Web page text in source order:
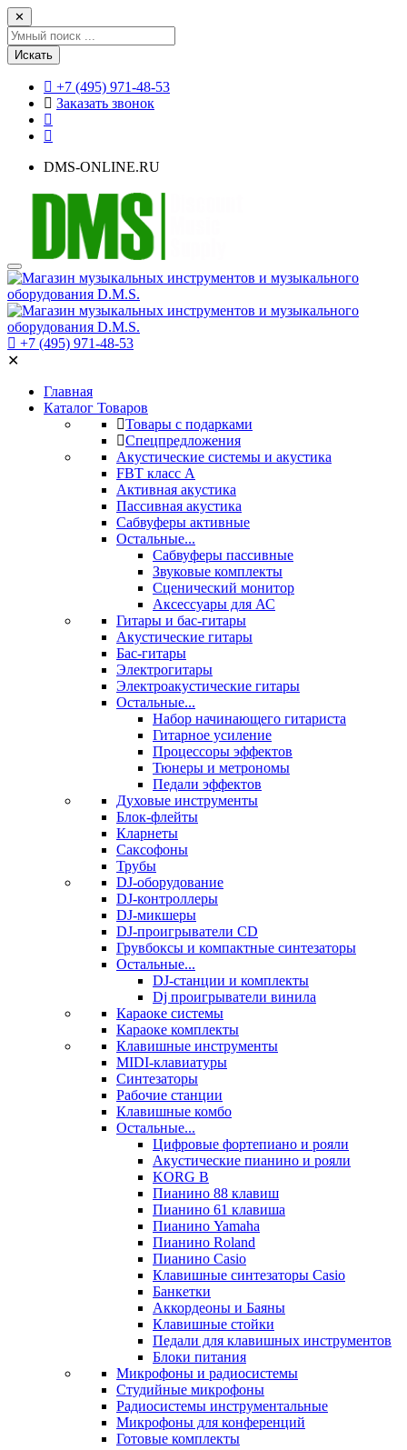
✕
Искать
+7 (495) 971-48-53
Заказать звонок
DMS-ONLINE.RU
+7 (495) 971-48-53
✕
Главная
Каталог Товаров
Товары с подарками
Спецпредложения
Акустические системы и акустика
FBT класс А
Активная акустика
Пассивная акустика
Сабвуферы активные
Остальные...
Сабвуферы пассивные
Звуковые комплекты
Сценический монитор
Аксессуары для АС
Гитары и бас-гитары
Акустические гитары
Бас-гитары
Электрогитары
Электроакустические гитары
Остальные...
Набор начинающего гитариста
Гитарное усиление
Процессоры эффектов
Тюнеры и метрономы
Педали эффектов
Духовые инструменты
Блок-флейты
Кларнеты
Саксофоны
Трубы
DJ-оборудование
DJ-контроллеры
DJ-микшеры
DJ-проигрыватели CD
Грувбоксы и компактные синтезаторы
Остальные...
DJ-станции и комплекты
Dj проигрыватели винила
Караоке системы
Караоке комплекты
Клавишные инструменты
MIDI-клавиатуры
Синтезаторы
Рабочие станции
Клавишные комбо
Остальные...
Цифровые фортепиано и рояли
Акустические пианино и рояли
KORG B
Пианино 88 клавиш
Пианино 61 клавиша
Пианино Yamaha
Пианино Roland
Пианино Casio
Клавишные синтезаторы Casio
Банкетки
Аккордеоны и Баяны
Клавишные стойки
Педали для клавишных инструментов
Блоки питания
Микрофоны и радиосистемы
Студийные микрофоны
Радиосистемы инструментальные
Микрофоны для конференций
Готовые комплекты